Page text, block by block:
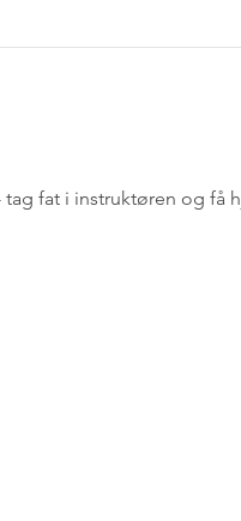
fat i instruktøren og få